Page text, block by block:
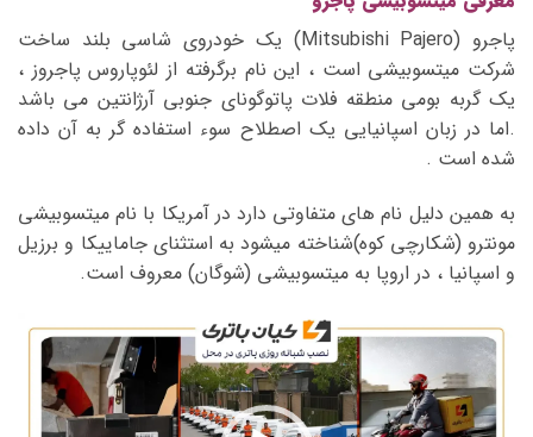
پاجرو (Mitsubishi Pajero) یک خودروی شاسی بلند ساخت
شرکت میتسوبیشی است ، این نام برگرفته از لئوپاروس پاجروز ،
یک گربه بومی منطقه فلات پاتوگونای جنوبی آرژانتین می باشد
.اما در زبان اسپانیایی یک اصطلاح سوء استفاده گر به آن داده
شده است .
به همین دلیل نام های متفاوتی دارد در آمریکا با نام میتسوبیشی
مونترو (شکارچی کوه)شناخته میشود به استثنای جاماییکا و برزیل
و اسپانیا ، در اروپا به میتسوبیشی (شوگان) معروف است.
نمایشگر
ویدیو